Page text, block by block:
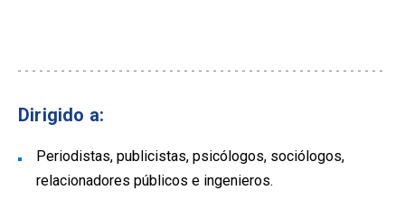
Dirigido a:
Periodistas, publicistas, psicólogos, sociólogos,
relacionadores públicos e ingenieros.